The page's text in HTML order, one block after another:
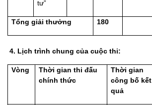
tư”
Tổng giải thưởng 180
4. Lịch trình chung của cuộc thi:
Vòng
Thời gian thi đấu
chính thức
Thời gian
công bố kết
quả